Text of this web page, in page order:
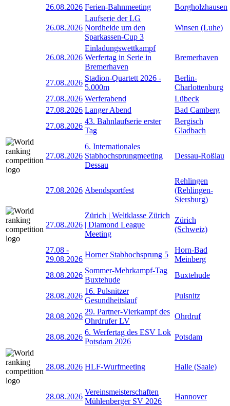
26.08.2026 Ferien-Bahnmeeting Borgholzhausen
26.08.2026
Laufserie der LG
Nordheide um den
Sparkassen-Cup 3
Winsen (Luhe)
26.08.2026
Einladungswettkampf
Werfertag in Serie in
Bremerhaven
Bremerhaven
27.08.2026
Stadion-Quartett 2026 -
5.000m
Berlin-
Charlottenburg
27.08.2026 Werferabend
Lübeck
27.08.2026 Langer Abend
Bad Camberg
27.08.2026
43. Bahnlaufserie erster
Tag
Bergisch
Gladbach
27.08.2026
6. Internationales
Stabhochsprungmeeting
Dessau
Dessau-Roßlau
27.08.2026 Abendsportfest
Rehlingen
(Rehlingen-
Siersburg)
27.08.2026
Zürich | Weltklasse Zürich
| Diamond League
Meeting
Zürich
(Schweiz)
27.08 -
29.08.2026
Horner Stabhochsprung 5
Horn-Bad
Meinberg
28.08.2026
Sommer-Mehrkampf-Tag
Buxtehude
Buxtehude
28.08.2026
16. Pulsnitzer
Gesundheitslauf
Pulsnitz
28.08.2026
29. Partner-Vierkampf des
Ohrdrufer LV
Ohrdruf
28.08.2026
6. Werfertag des ESV Lok
Potsdam 2026
Potsdam
28.08.2026 HLF-Wurfmeeting Halle (Saale)
28.08.2026
Vereinsmeisterschaften
Mühlenberger SV 2026
Hannover